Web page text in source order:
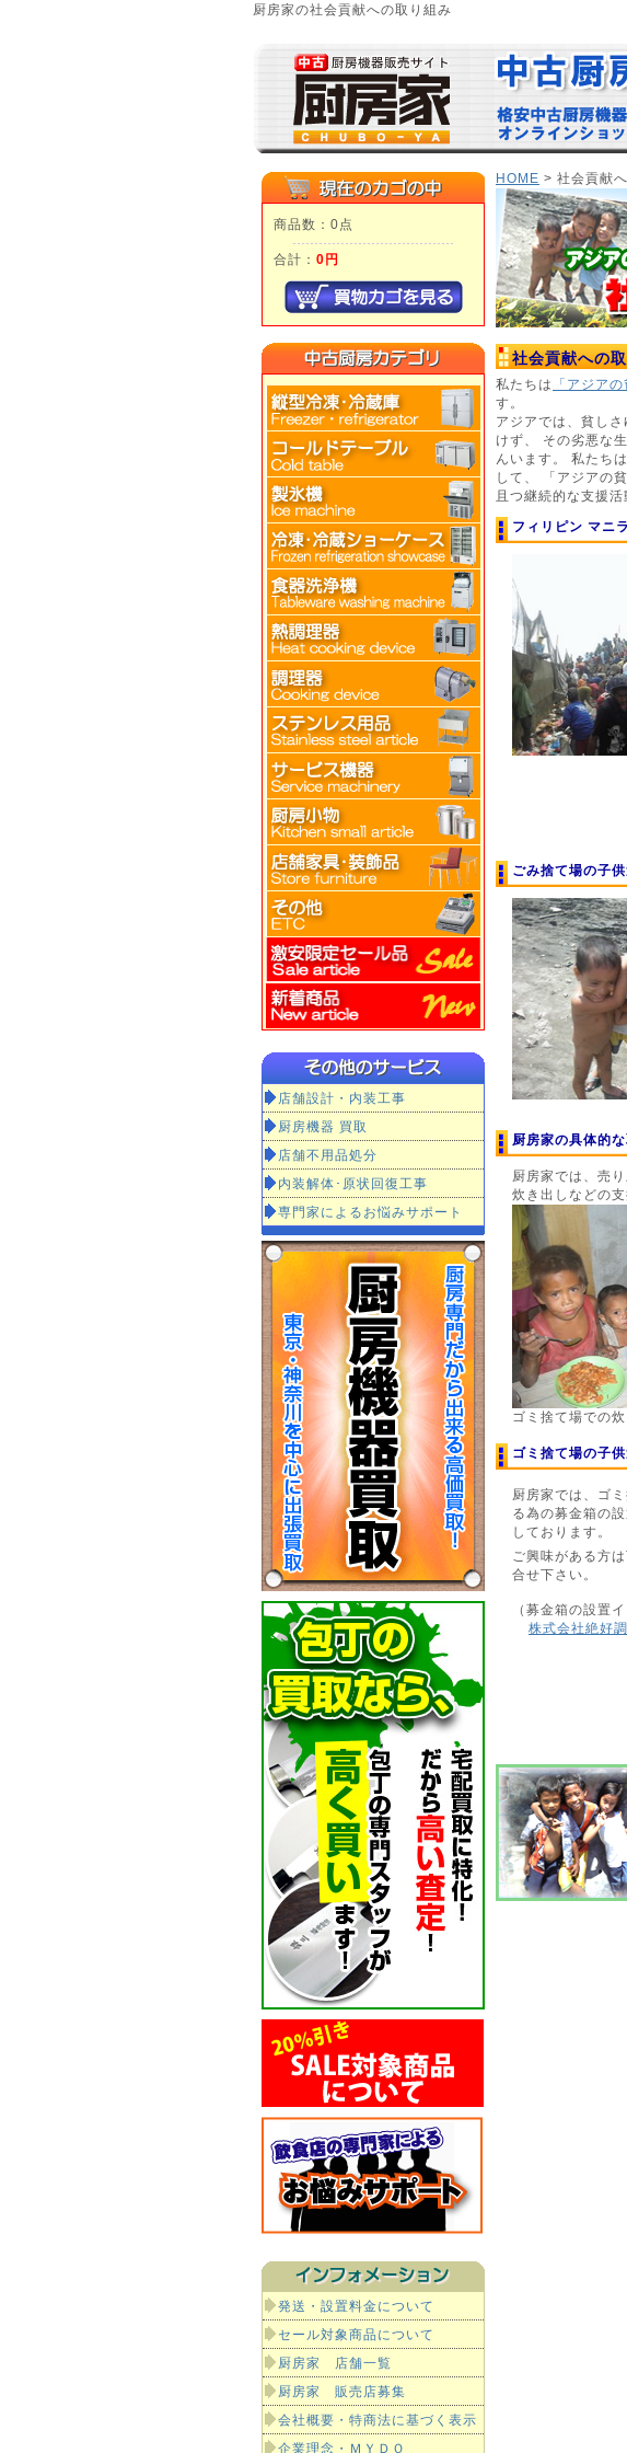
厨房家の社会貢献への取り組み
商品数：0点
合計： 0円
店舗設計・内装工事
厨房機器 買取
店舗不用品処分
内装解体･原状回復工事
専門家によるお悩みサポート
発送・設置料金について
セール対象商品について
厨房家 店舗一覧
厨房家 販売店募集
会社概要・特商法に基づく表示
企業理念・ＭＹＤＯ
HOME > 社会貢献
社会貢献への
私たちは 「アジア
す。
アジアでは、貧し
けず、 その劣悪な
んいます。 私たち
して、 「アジアの
且つ継続的な支援
フィリピン マニ
ごみ捨て場の子
厨房家の具体的
厨房家では、売
炊き出しなどの支
ゴミ捨て場での炊
ゴミ捨て場の子
厨房家では、ゴ
る為の募金箱の
しております。
ご興味がある方
合せ下さい。
（募金箱の設置
株式会社絶好